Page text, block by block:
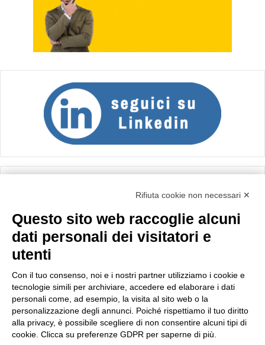
Importo netto (€):
Calcola
Rifiuta cookie non necessari ✕
Questo sito web raccoglie alcuni
dati personali dei visitatori e
utenti
Con il tuo consenso, noi e i nostri partner utilizziamo i cookie e
tecnologie simili per archiviare, accedere ed elaborare i dati
personali come, ad esempio, la visita al sito web o la
personalizzazione degli annunci. Poiché rispettiamo il tuo diritto
alla privacy, è possibile scegliere di non consentire alcuni tipi di
cookie. Clicca su preferenze GDPR per saperne di più.